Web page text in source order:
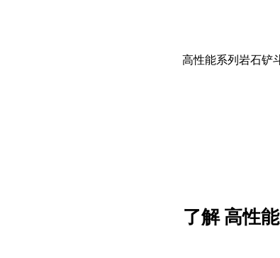
高性能系列岩石铲
了解 高性